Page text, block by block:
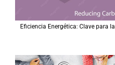
Eficiencia Energética: Clave para